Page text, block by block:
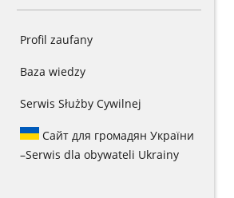
Profil zaufany
Baza wiedzy
Serwis Służby Cywilnej
Сайт для громадян України
–Serwis dla obywateli Ukrainy